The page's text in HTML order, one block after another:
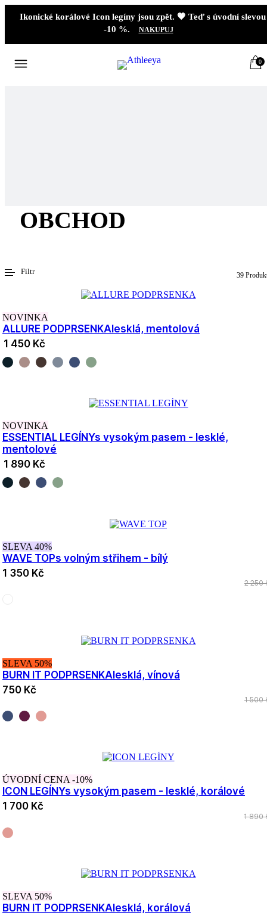
Ikonické korálové Icon legíny jsou zpět. 🧡 Teď s úvodní slevou
-10 %.
NAKUPUJ
0
OBCHOD
39
Filtr
NOVINKA
ALLURE PODPRSENKAlesklá, mentolová
1 450 Kč
NOVINKA
ESSENTIAL LEGÍNYs vysokým pasem - lesklé,
mentolové
1 890 Kč
SLEVA 40%
WAVE TOPs volným střihem - bílý
1 350 Kč
2 250
SLEVA 50%
BURN IT PODPRSENKAlesklá, vínová
750 Kč
1 500
ÚVODNÍ CENA -10%
ICON LEGÍNYs vysokým pasem - lesklé, korálové
1 700 Kč
1 890
SLEVA 50%
BURN IT PODPRSENKA lesklá, korálová